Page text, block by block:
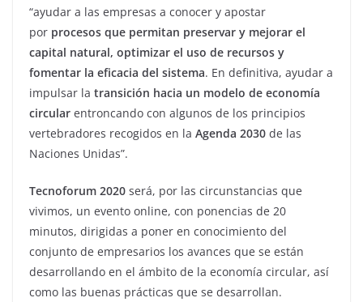
“ayudar a las empresas a conocer y apostar
por procesos que permitan preservar y mejorar el
capital natural, optimizar el uso de recursos y
fomentar la eficacia del sistema. En definitiva, ayudar a
impulsar la transición hacia un modelo de economía
circular entroncando con algunos de los principios
vertebradores recogidos en la Agenda 2030 de las
Naciones Unidas”.
Tecnoforum 2020 será, por las circunstancias que
vivimos, un evento online, con ponencias de 20
minutos, dirigidas a poner en conocimiento del
conjunto de empresarios los avances que se están
desarrollando en el ámbito de la economía circular, así
como las buenas prácticas que se desarrollan.